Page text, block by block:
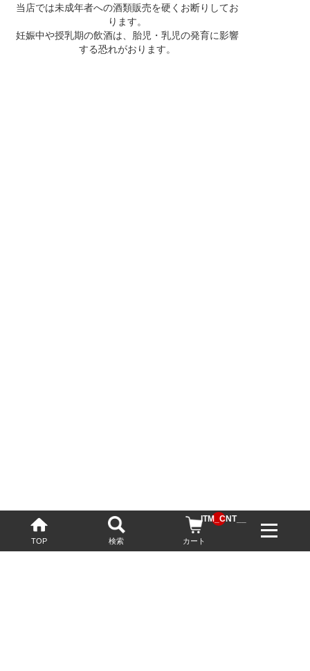
TOP 検索 カート
__ITM_CNT__
当店では未成年者への酒類販売を硬くお断りしてお
ります。
妊娠中や授乳期の飲酒は、胎児・乳児の発育に影響
する恐れがおります。